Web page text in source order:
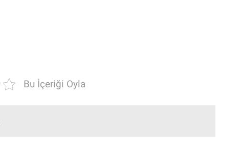
Bu İçeriği Oyla